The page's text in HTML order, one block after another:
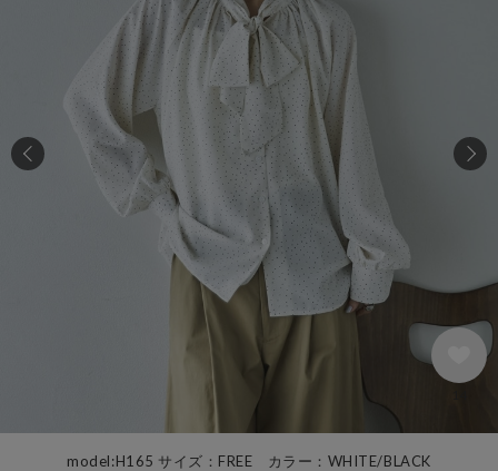
model:H165 サイズ：FREE カラー：WHITE/BLACK